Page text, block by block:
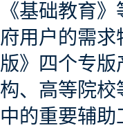
《基础教育
府用户的需
版》四个专
构、高等院
中的重要辅助